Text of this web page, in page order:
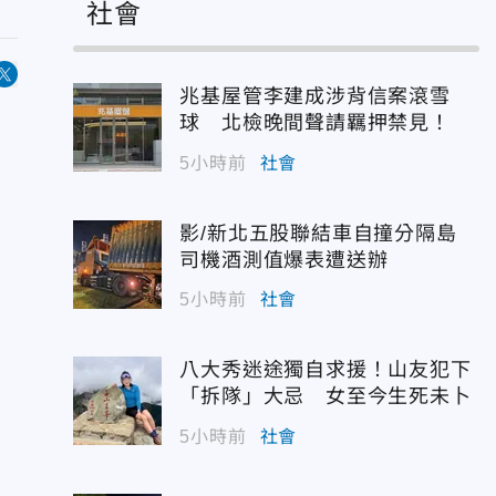
社會
兆基屋管李建成涉背信案滾雪
球 北檢晚間聲請羈押禁見！
5小時前 社會
影/新北五股聯結車自撞分隔島
司機酒測值爆表遭送辦
5小時前 社會
八大秀迷途獨自求援！山友犯下
「拆隊」大忌 女至今生死未卜
5小時前 社會